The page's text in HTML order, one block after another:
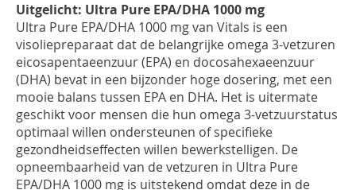
Uitgelicht: Ultra Pure EPA/DHA 1000 mg
Ultra Pure EPA/DHA 1000 mg van Vitals is een
visoliepreparaat dat de belangrijke omega 3-vetzuren
eicosapentaeenzuur (EPA) en docosahexaeenzuur
(DHA) bevat in een bijzonder hoge dosering, met een
mooie balans tussen EPA en DHA. Het is uitermate
geschikt voor mensen die hun omega 3-vetzuurstatus
optimaal willen ondersteunen of specifieke
gezondheidseffecten willen bewerkstelligen. De
opneembaarheid van de vetzuren in Ultra Pure
EPA/DHA 1000 mg is uitstekend omdat deze in de